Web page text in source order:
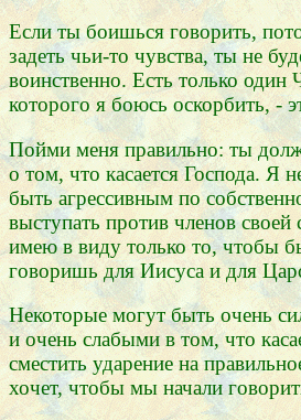
Если ты боишься говорить,
задеть чьи-то чувства, ты не
воинственно. Есть только один
которого я боюсь оскорбить, -
Пойми меня правильно: ты
о том, что касается Господа. Я
быть агрессивным по
выступать против членов
имею в виду только то, чтобы
говоришь для Иисуса и для
Некоторые могут быть очень
и очень слабыми в том, что
сместить ударение на
хочет, чтобы мы начали